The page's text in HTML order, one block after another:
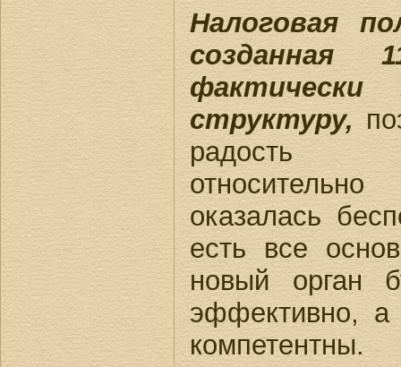
Налоговая
созданная
структуру,
радость
оказалась
есть все
новый орган
эффективно, а
компетентны.